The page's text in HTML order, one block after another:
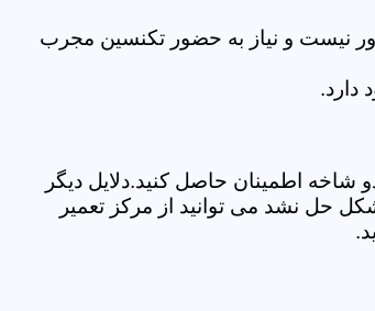
نیست و نیاز به حضور تکنسین مجرب
دارد.
اطمینان حاصل کنید.دلایل دیگر
حل نشد می توانید از مرکز تعمیر